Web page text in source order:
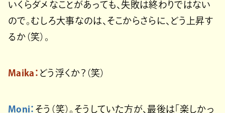
いくらダメなことがあっても、失敗は終わりではない
ので。むしろ大事なのは、そこからさらに、どう上昇す
るか（笑）。
Maika： どう浮くか？（笑）
Moni： そう（笑）。そうしていた方が、最後は「楽しかっ